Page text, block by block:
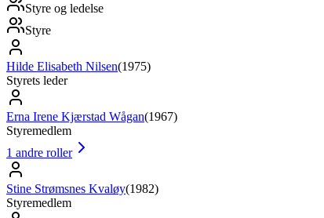
Styre og ledelse
Styre
Hilde Elisabeth Nilsen(1975)
Styrets leder
Erna Irene Kjærstad Wågan(1967)
Styremedlem
1 andre roller
Stine Strømsnes Kvaløy(1982)
Styremedlem